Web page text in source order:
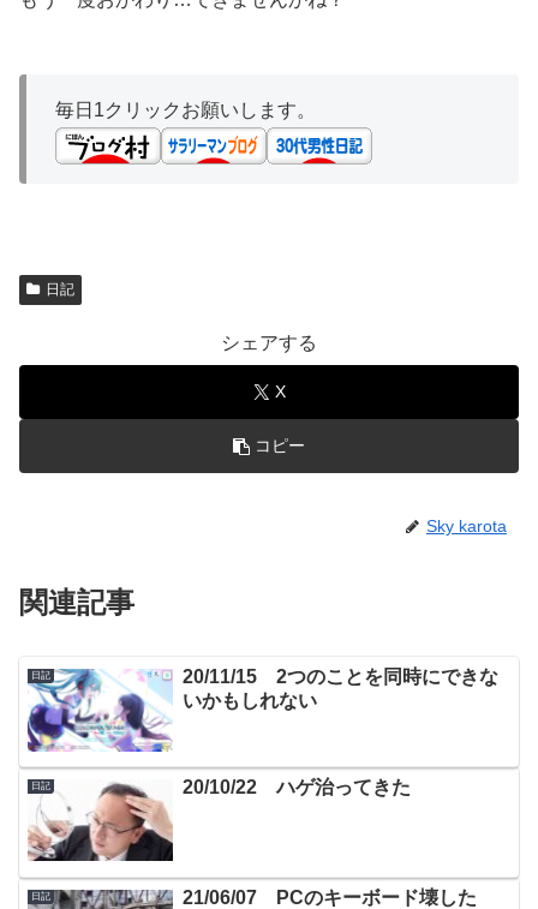
毎日1クリックお願いします。
日記
シェアする
X
コピー
Sky karota
関連記事
日記
20/11/15 2つのことを同時にできな
いかもしれない
日記 20/10/22 ハゲ治ってきた
日記 21/06/07 PCのキーボード壊した